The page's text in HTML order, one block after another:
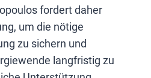
fordert daher
um die nötige
zu sichern und
langfristig zu